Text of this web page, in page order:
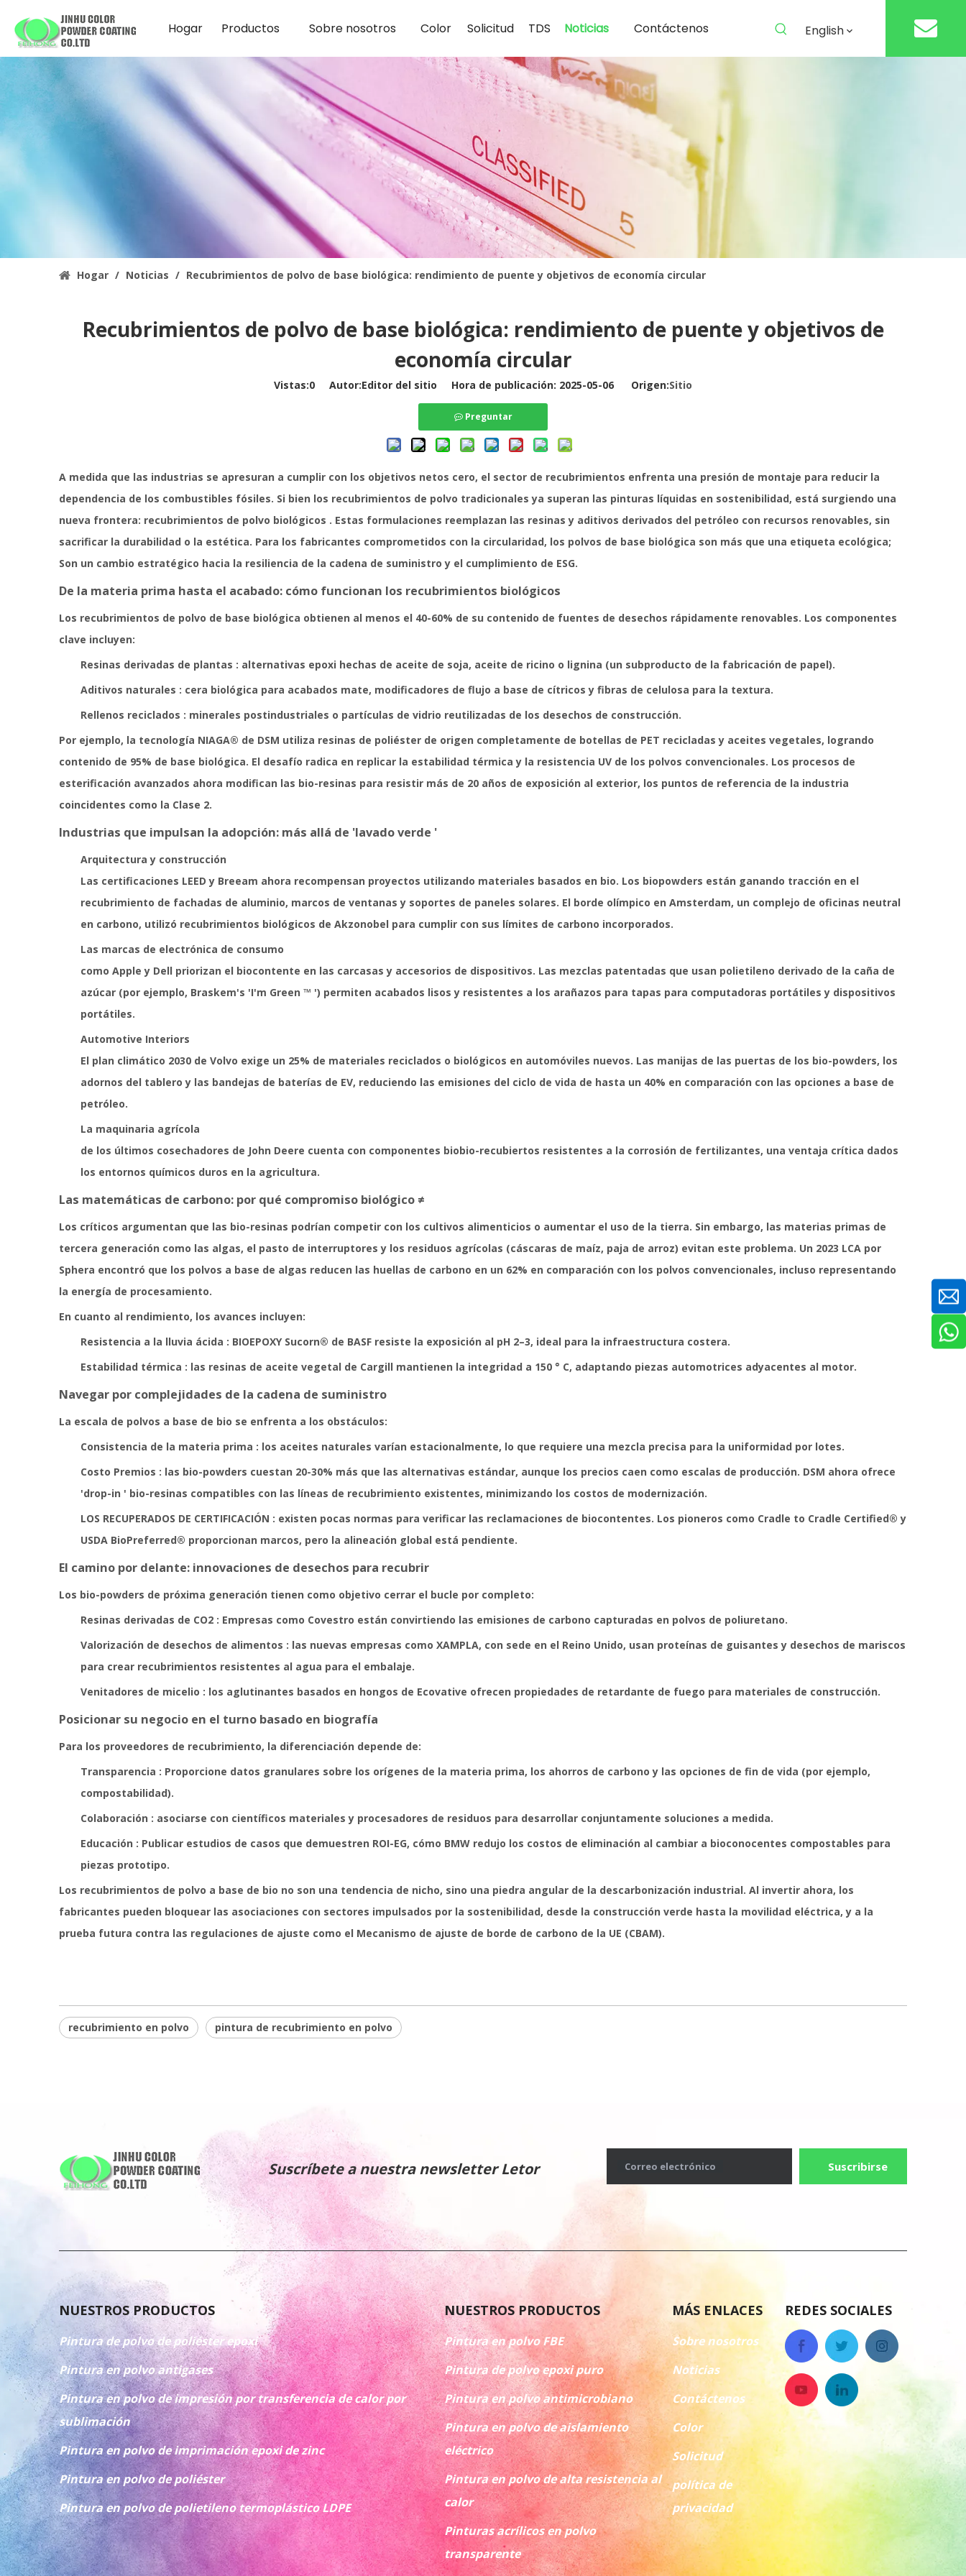
Hogar Productos Sobre nosotros Color Solicitud TDS Noticias Contáctenos English
Hogar / Noticias / Recubrimientos de polvo de base biológica: rendimiento de puente y objetivos de economía circular
Recubrimientos de polvo de base biológica: rendimiento de puente y objetivos de
economía circular
Vistas:0 Autor:Editor del sitio Hora de publicación: 2025-05-06 Origen:Sitio
Preguntar
A medida que las industrias se apresuran a cumplir con los objetivos netos cero, el sector de recubrimientos enfrenta una presión de montaje para reducir la
dependencia de los combustibles fósiles. Si bien los recubrimientos de polvo tradicionales ya superan las pinturas líquidas en sostenibilidad, está surgiendo una
nueva frontera: recubrimientos de polvo biológicos . Estas formulaciones reemplazan las resinas y aditivos derivados del petróleo con recursos renovables, sin
sacrificar la durabilidad o la estética. Para los fabricantes comprometidos con la circularidad, los polvos de base biológica son más que una etiqueta ecológica;
Son un cambio estratégico hacia la resiliencia de la cadena de suministro y el cumplimiento de ESG.
De la materia prima hasta el acabado: cómo funcionan los recubrimientos biológicos
Los recubrimientos de polvo de base biológica obtienen al menos el 40-60% de su contenido de fuentes de desechos rápidamente renovables. Los componentes
clave incluyen:
Resinas derivadas de plantas : alternativas epoxi hechas de aceite de soja, aceite de ricino o lignina (un subproducto de la fabricación de papel).
Aditivos naturales : cera biológica para acabados mate, modificadores de flujo a base de cítricos y fibras de celulosa para la textura.
Rellenos reciclados : minerales postindustriales o partículas de vidrio reutilizadas de los desechos de construcción.
Por ejemplo, la tecnología NIAGA® de DSM utiliza resinas de poliéster de origen completamente de botellas de PET recicladas y aceites vegetales, logrando
contenido de 95% de base biológica. El desafío radica en replicar la estabilidad térmica y la resistencia UV de los polvos convencionales. Los procesos de
esterificación avanzados ahora modifican las bio-resinas para resistir más de 20 años de exposición al exterior, los puntos de referencia de la industria
coincidentes como la Clase 2.
Industrias que impulsan la adopción: más allá de 'lavado verde '
Arquitectura y construcción
Las certificaciones LEED y Breeam ahora recompensan proyectos utilizando materiales basados ​​en bio. Los biopowders están ganando tracción en el
recubrimiento de fachadas de aluminio, marcos de ventanas y soportes de paneles solares. El borde olímpico en Amsterdam, un complejo de oficinas neutral
en carbono, utilizó recubrimientos biológicos de Akzonobel para cumplir con sus límites de carbono incorporados.
Las marcas de electrónica de consumo
como Apple y Dell priorizan el biocontente en las carcasas y accesorios de dispositivos. Las mezclas patentadas que usan polietileno derivado de la caña de
azúcar (por ejemplo, Braskem's 'I'm Green ™ ') permiten acabados lisos y resistentes a los arañazos para tapas para computadoras portátiles y dispositivos
portátiles.
Automotive Interiors
El plan climático 2030 de Volvo exige un 25% de materiales reciclados o biológicos en automóviles nuevos. Las manijas de las puertas de los bio-powders, los
adornos del tablero y las bandejas de baterías de EV, reduciendo las emisiones del ciclo de vida de hasta un 40% en comparación con las opciones a base de
petróleo.
La maquinaria agrícola
de los últimos cosechadores de John Deere cuenta con componentes biobio-recubiertos resistentes a la corrosión de fertilizantes, una ventaja crítica dados
los entornos químicos duros en la agricultura.
Las matemáticas de carbono: por qué compromiso biológico ≠
Los críticos argumentan que las bio-resinas podrían competir con los cultivos alimenticios o aumentar el uso de la tierra. Sin embargo, las materias primas de
tercera generación como las algas, el pasto de interruptores y los residuos agrícolas (cáscaras de maíz, paja de arroz) evitan este problema. Un 2023 LCA por
Sphera encontró que los polvos a base de algas reducen las huellas de carbono en un 62% en comparación con los polvos convencionales, incluso representando
la energía de procesamiento.
En cuanto al rendimiento, los avances incluyen:
Resistencia a la lluvia ácida : BIOEPOXY Sucorn® de BASF resiste la exposición al pH 2–3, ideal para la infraestructura costera.
Estabilidad térmica : las resinas de aceite vegetal de Cargill mantienen la integridad a 150 ° C, adaptando piezas automotrices adyacentes al motor.
Navegar por complejidades de la cadena de suministro
La escala de polvos a base de bio se enfrenta a los obstáculos:
Consistencia de la materia prima : los aceites naturales varían estacionalmente, lo que requiere una mezcla precisa para la uniformidad por lotes.
Costo Premios : las bio-powders cuestan 20-30% más que las alternativas estándar, aunque los precios caen como escalas de producción. DSM ahora ofrece
'drop-in ' bio-resinas compatibles con las líneas de recubrimiento existentes, minimizando los costos de modernización.
LOS RECUPERADOS DE CERTIFICACIÓN : existen pocas normas para verificar las reclamaciones de biocontentes. Los pioneros como Cradle to Cradle Certified® y
USDA BioPreferred® proporcionan marcos, pero la alineación global está pendiente.
El camino por delante: innovaciones de desechos para recubrir
Los bio-powders de próxima generación tienen como objetivo cerrar el bucle por completo:
Resinas derivadas de CO2 : Empresas como Covestro están convirtiendo las emisiones de carbono capturadas en polvos de poliuretano.
Valorización de desechos de alimentos : las nuevas empresas como XAMPLA, con sede en el Reino Unido, usan proteínas de guisantes y desechos de mariscos
para crear recubrimientos resistentes al agua para el embalaje.
Venitadores de micelio : los aglutinantes basados ​​en hongos de Ecovative ofrecen propiedades de retardante de fuego para materiales de construcción.
Posicionar su negocio en el turno basado en biografía
Para los proveedores de recubrimiento, la diferenciación depende de:
Transparencia : Proporcione datos granulares sobre los orígenes de la materia prima, los ahorros de carbono y las opciones de fin de vida (por ejemplo,
compostabilidad).
Colaboración : asociarse con científicos materiales y procesadores de residuos para desarrollar conjuntamente soluciones a medida.
Educación : Publicar estudios de casos que demuestren ROI-EG, cómo BMW redujo los costos de eliminación al cambiar a bioconocentes compostables para
piezas prototipo.
Los recubrimientos de polvo a base de bio no son una tendencia de nicho, sino una piedra angular de la descarbonización industrial. Al invertir ahora, los
fabricantes pueden bloquear las asociaciones con sectores impulsados ​​por la sostenibilidad, desde la construcción verde hasta la movilidad eléctrica, y a la
prueba futura contra las regulaciones de ajuste como el Mecanismo de ajuste de borde de carbono de la UE (CBAM).
recubrimiento en polvo pintura de recubrimiento en polvo
Suscríbete a nuestra newsletter Letor Correo electrónico Suscribirse
NUESTROS PRODUCTOS
Pintura de polvo de poliéster epoxi
Pintura en polvo antigases
Pintura en polvo de impresión por transferencia de calor por
sublimación
Pintura en polvo de imprimación epoxi de zinc
Pintura en polvo de poliéster
Pintura en polvo de polietileno termoplástico LDPE
NUESTROS PRODUCTOS
Pintura en polvo FBE
Pintura de polvo epoxi puro
Pintura en polvo antimicrobiano
Pintura en polvo de aislamiento
eléctrico
Pintura en polvo de alta resistencia al
calor
Pinturas acrílicos en polvo
transparente
MÁS ENLACES
Sobre nosotros
Noticias
Contáctenos
Color
Solicitud
política de
privacidad
REDES SOCIALES